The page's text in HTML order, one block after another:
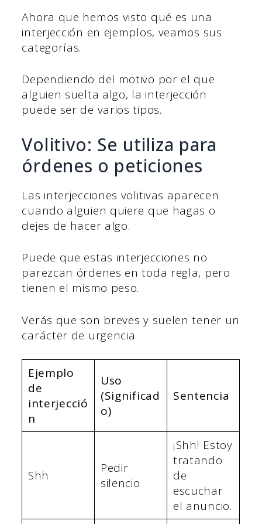
Ahora que hemos visto qué es una
interjección en ejemplos, veamos sus
categorías.
Dependiendo del motivo por el que
alguien suelta algo, la interjección
puede ser de varios tipos.
Volitivo: Se utiliza para
órdenes o peticiones
Las interjecciones volitivas aparecen
cuando alguien quiere que hagas o
dejes de hacer algo.
Puede que estas interjecciones no
parezcan órdenes en toda regla, pero
tienen el mismo peso.
Verás que son breves y suelen tener un
carácter de urgencia.
Ejemplo
de
interjecció
n
Uso
(Significad
o)
Sentencia
Shh
Pedir
silencio
¡Shh! Estoy
tratando
de
escuchar
el anuncio.